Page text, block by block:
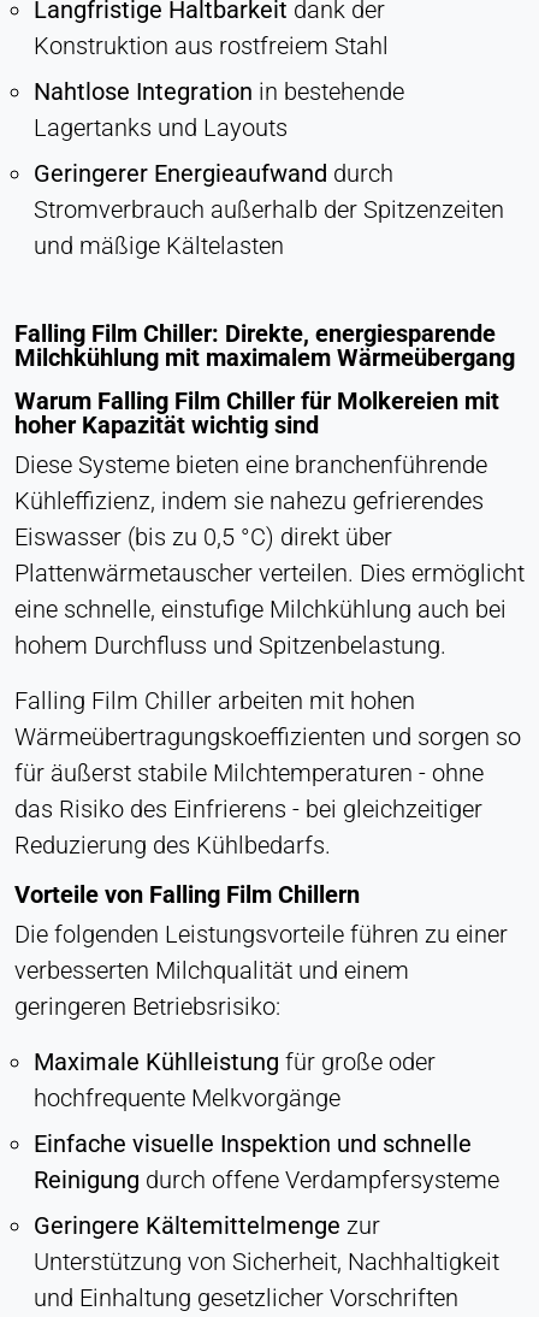
Langfristige Haltbarkeit dank der
Konstruktion aus rostfreiem Stahl
Nahtlose Integration in bestehende
Lagertanks und Layouts
Geringerer Energieaufwand durch
Stromverbrauch außerhalb der Spitzenzeiten
und mäßige Kältelasten
Falling Film Chiller: Direkte, energiesparende
Milchkühlung mit maximalem Wärmeübergang
Warum Falling Film Chiller für Molkereien mit
hoher Kapazität wichtig sind
Diese Systeme bieten eine branchenführende
Kühleffizienz, indem sie nahezu gefrierendes
Eiswasser (bis zu 0,5 °C) direkt über
Plattenwärmetauscher verteilen. Dies ermöglicht
eine schnelle, einstufige Milchkühlung auch bei
hohem Durchfluss und Spitzenbelastung.
Falling Film Chiller arbeiten mit hohen
Wärmeübertragungskoeffizienten und sorgen so
für äußerst stabile Milchtemperaturen - ohne
das Risiko des Einfrierens - bei gleichzeitiger
Reduzierung des Kühlbedarfs.
Vorteile von Falling Film Chillern
Die folgenden Leistungsvorteile führen zu einer
verbesserten Milchqualität und einem
geringeren Betriebsrisiko:
Maximale Kühlleistung für große oder
hochfrequente Melkvorgänge
Einfache visuelle Inspektion und schnelle
Reinigung durch offene Verdampfersysteme
Geringere Kältemittelmenge zur
Unterstützung von Sicherheit, Nachhaltigkeit
und Einhaltung gesetzlicher Vorschriften